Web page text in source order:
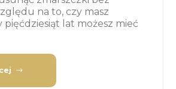
na to, czy masz
pięćdziesiąt lat możesz mieć